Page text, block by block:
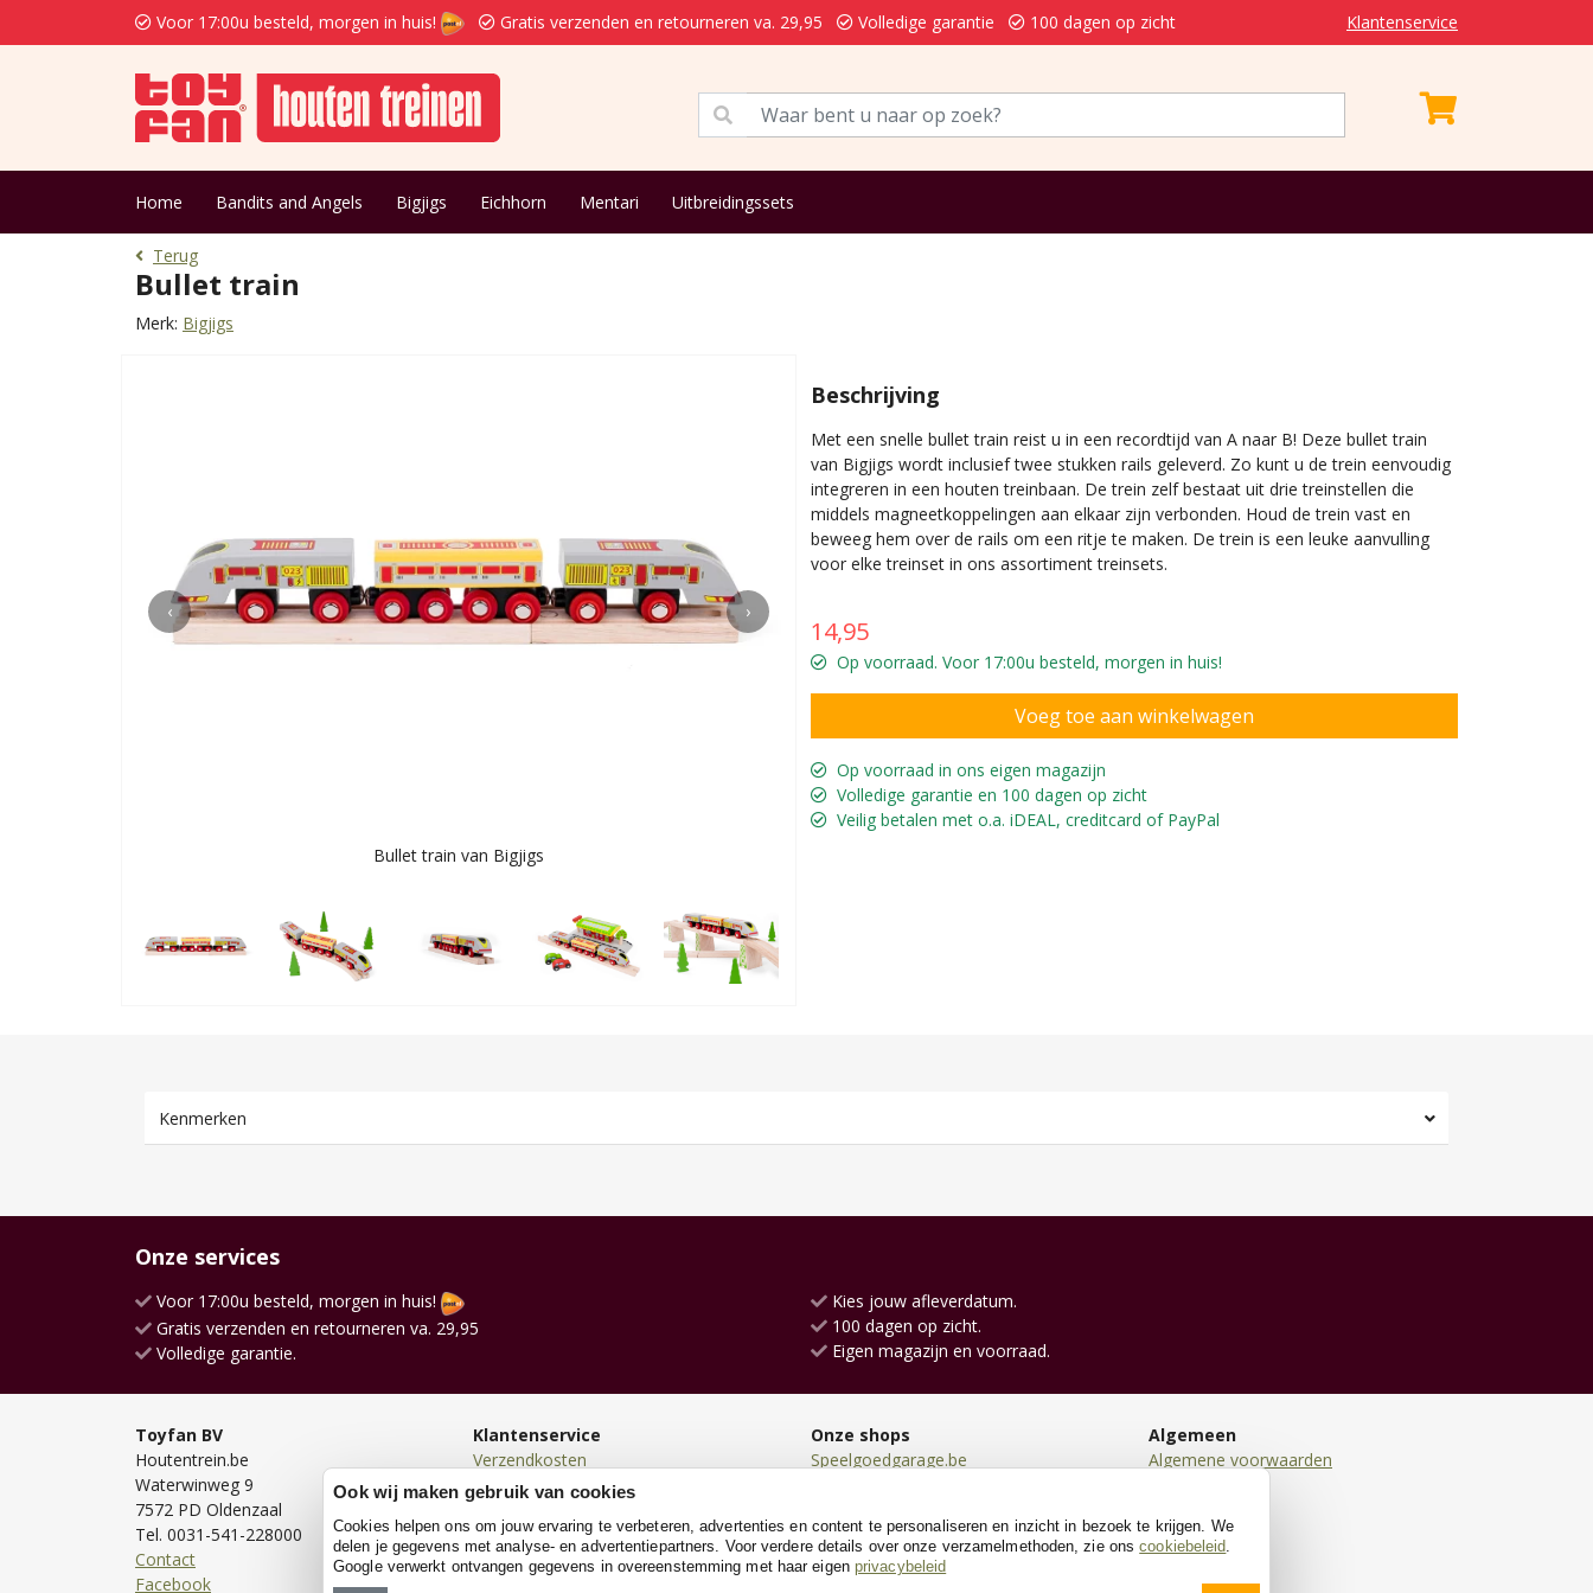
Voor 17:00u besteld, morgen in huis! Gratis verzenden en retourneren va. 29,95 Volledige garantie 100 dagen op zicht Klantenservice
Home Bandits and Angels Bigjigs Eichhorn Mentari Uitbreidingssets
Terug
Bullet train
Merk: Bigjigs
‹ ›
Bullet train van Bigjigs
Beschrijving
Met een snelle bullet train reist u in een recordtijd van A naar B! Deze bullet train
van Bigjigs wordt inclusief twee stukken rails geleverd. Zo kunt u de trein eenvoudig
integreren in een houten treinbaan. De trein zelf bestaat uit drie treinstellen die
middels magneetkoppelingen aan elkaar zijn verbonden. Houd de trein vast en
beweeg hem over de rails om een ritje te maken. De trein is een leuke aanvulling
voor elke treinset in ons assortiment treinsets.
14,95
Op voorraad. Voor 17:00u besteld, morgen in huis!
Op voorraad in ons eigen magazijn
Volledige garantie en 100 dagen op zicht
Veilig betalen met o.a. iDEAL, creditcard of PayPal
Kenmerken
Onze services
Voor 17:00u besteld, morgen in huis!
Gratis verzenden en retourneren va. 29,95
Volledige garantie.
Kies jouw afleverdatum.
100 dagen op zicht.
Eigen magazijn en voorraad.
Toyfan BV
Houtentrein.be
Waterwinweg 9
7572 PD Oldenzaal
Tel. 0031-541-228000
Contact
Facebook
Klantenservice
Verzendkosten
Bezorgen
Betalen
Retourneren
Onze shops
Speelgoedgarage.be
Loopfiets.be
Loopauto.be
Algemeen
Algemene voorwaarden
Cookies
Ook wij maken gebruik van cookies
Cookies helpen ons om jouw ervaring te verbeteren, advertenties en content te personaliseren en inzicht in bezoek te krijgen. We
delen je gegevens met analyse- en advertentiepartners. Voor verdere details over onze verzamelmethoden, zie onscookiebeleid
Google verwerkt ontvangen gegevens in overeenstemming met haar eigen privacybeleid